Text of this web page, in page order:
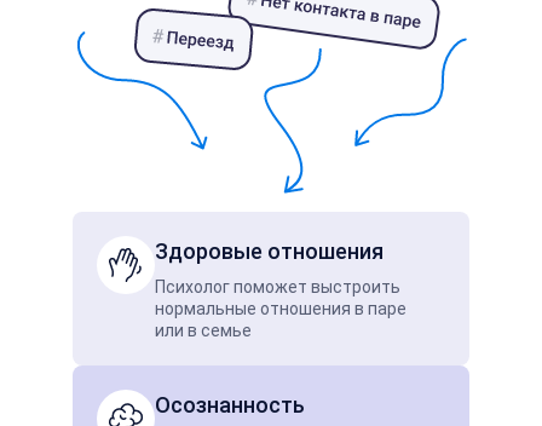
Здоровые отношения
Психолог поможет выстроить
нормальные отношения в паре
или в семье
Осознанность